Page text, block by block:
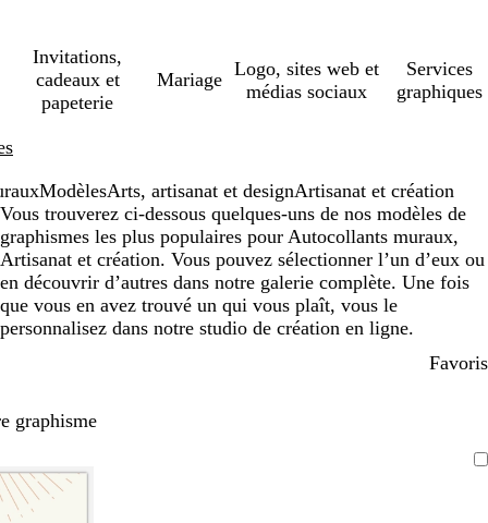
Invitations,
cadeaux et
papeterie
Mariage
Logo, sites web et
médias sociaux
Services
graphiques
ModèlesArts, artisanat et designArtisanat et création
Vous trouverez ci-dessous quelques-uns de nos modèles de
graphismes les plus populaires pour Autocollants muraux,
Artisanat et création. Vous pouvez sélectionner l’un d’eux ou
en découvrir d’autres dans notre galerie complète. Une fois
que vous en avez trouvé un qui vous plaît, vous le
personnalisez dans notre studio de création en ligne.
Favoris
graphisme